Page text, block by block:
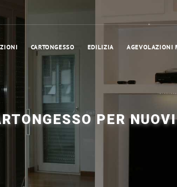
CARTONGESSO EDILIZIA AGEVOLAZIONI
PER